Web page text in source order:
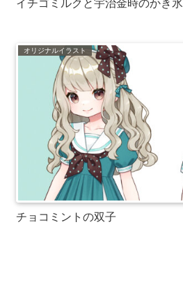
イチゴミルクと宇治金時のかき氷
オリジナルイラスト
チョコミントの双子